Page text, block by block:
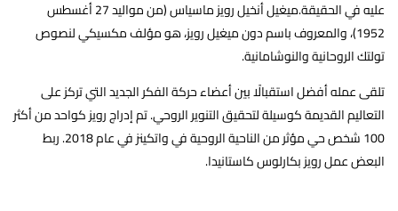
عليه في الحقيقة.ميغيل أنخيل رويز ماسياس (من مواليد 27 أغسطس
1952)، والمعروف باسم دون ميغيل رويز، هو مؤلف مكسيكي لنصوص
تولتك الروحانية والنوشامانية.
تلقى عمله أفضل استقبالًا بين أعضاء حركة الفكر الجديد التي تركز على
التعاليم القديمة كوسيلة لتحقيق التنوير الروحي. تم إدراج رويز كواحد من أكثر
100 شخص حي مؤثر من الناحية الروحية في واتكينز في عام 2018. ربط
البعض عمل رويز بكارلوس كاستانيدا.